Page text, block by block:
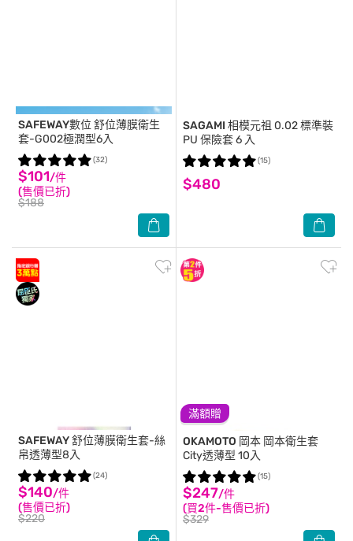
SAFEWAY數位 舒位薄膜衛生
套-G002極潤型6入
$101/件
(售價已折)
$188
(32)
SAGAMI 相模元祖 0.02 標準裝
PU 保險套 6 入
$480
(15)
SAFEWAY舒位薄膜衛生套-絲
帛透薄型8入
$140/件
(售價已折)
$220
(24)
滿額贈
OKAMOTO 岡本 岡本衛生套
City透薄型 10入
$247/件
(買2件-售價已折)
$329
(15)